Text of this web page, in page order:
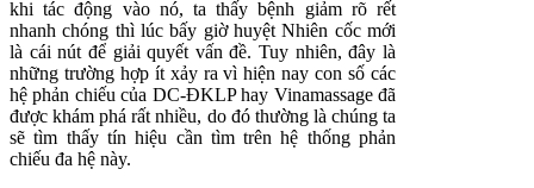
khi tác động vào nó, ta thấy bệnh giảm rõ rết
nhanh chóng thì lúc bấy giờ huyệt Nhiên cốc mới
là cái nút để giải quyết vấn đề. Tuy nhiên, đây là
những trường hợp ít xảy ra vì hiện nay con số các
hệ phản chiếu của DC-ĐKLP hay Vinamassage đã
được khám phá rất nhiều, do đó thường là chúng ta
sẽ tìm thấy tín hiệu cần tìm trên hệ thống phản
chiếu đa hệ này.